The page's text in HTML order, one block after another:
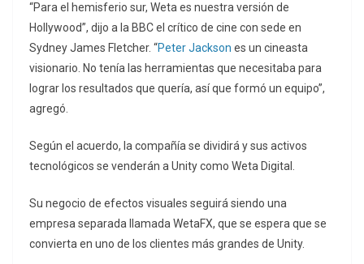
“Para el hemisferio sur, Weta es nuestra versión de
Hollywood”, dijo a la BBC el crítico de cine con sede en
Sydney James Fletcher. “Peter Jackson es un cineasta
visionario. No tenía las herramientas que necesitaba para
lograr los resultados que quería, así que formó un equipo”,
agregó.
Según el acuerdo, la compañía se dividirá y sus activos
tecnológicos se venderán a Unity como Weta Digital.
Su negocio de efectos visuales seguirá siendo una
empresa separada llamada WetaFX, que se espera que se
convierta en uno de los clientes más grandes de Unity.